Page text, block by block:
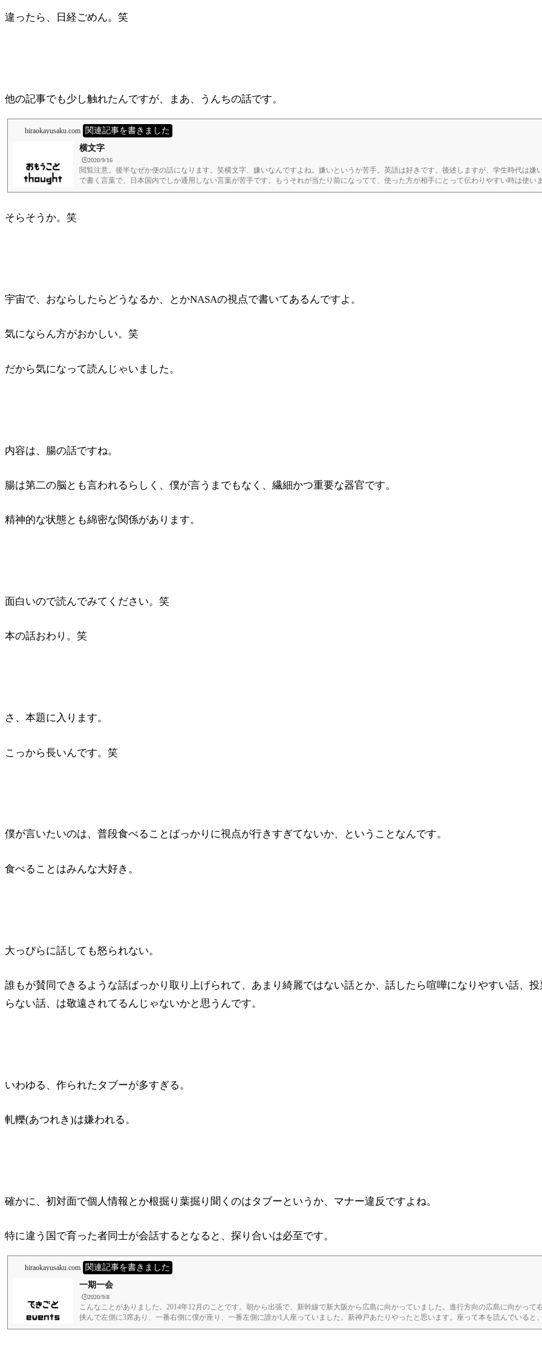
違ったら、日経ごめん。笑
他の記事でも少し触れたんですが、まあ、うんちの話です。
hiraokayusaku.com
関連記事を書きました
横文字
🕒️2020/9/16
閲覧注意。後半なぜか便の話になります。笑横文字、嫌いなんですよね。嫌いというか苦手。英語は好きです。後述しますが、学生時代は嫌
で書く言葉で、日本国内でしか通用しない言葉が苦手です。もうそれが当たり前になってて、使った方が相手にとって伝わりやすい時は使い
違えられたまま日本語にされてしまった外来語も嫌いというか言葉がかわいそうですし、横文字にすることで見た目だけ取り繕われた言葉も
そらそうか。笑
宇宙で、おならしたらどうなるか、とかNASAの視点で書いてあるんですよ。
気にならん方がおかしい。笑
だから気になって読んじゃいました。
内容は、腸の話ですね。
腸は第二の脳とも言われるらしく、僕が言うまでもなく、繊細かつ重要な器官です。
精神的な状態とも綿密な関係があります。
面白いので読んでみてください。笑
本の話おわり。笑
さ、本題に入ります。
こっから長いんです。笑
僕が言いたいのは、普段食べることばっかりに視点が行きすぎてないか、ということなんです。
食べることはみんな大好き。
大っぴらに話しても怒られない。
誰もが賛同できるような話ばっかり取り上げられて、あまり綺麗ではない話とか、話したら喧嘩になりやすい話、
らない話、は敬遠されてるんじゃないかと思うんです。
いわゆる、作られたタブーが多すぎる。
軋轢(あつれき)は嫌われる。
確かに、初対面で個人情報とか根掘り葉掘り聞くのはタブーというか、マナー違反ですよね。
特に違う国で育った者同士が会話するとなると、探り合いは必至です。
hiraokayusaku.com
関連記事を書きました
一期一会
🕒️2020/9/8
こんなことがありました。2014年12月のことです。朝から出張で、新幹線で新大阪から広島に向かっていました。進行方向の広島に向かって
挟んで左側に3席あり、一番右側に僕が座り、一番左側に誰か1人座っていました。新神戸あたりやったと思います。座って本を読んでいると
が聞こえて、3人組が歩いてきました。英語で、「1、2、3。空いてる。ラッキー！」と声がして、僕の左に20歳くらいの女性が座ったんです